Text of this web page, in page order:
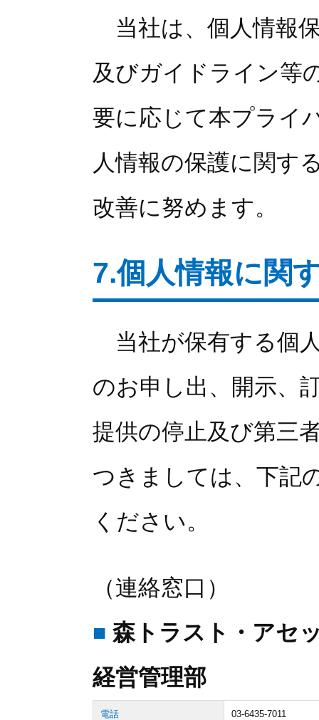
当社は、個人情報
及びガイドライン等
要に応じて本プライ
人情報の保護に関す
改善に努めます。
7.個人情報に関
当社が保有する個
のお申し出、開示、
提供の停止及び第三
つきましては、下記
ください。
（連絡窓口）
■ 森トラスト・アセ
経営管理部
電話 03-6435-7011